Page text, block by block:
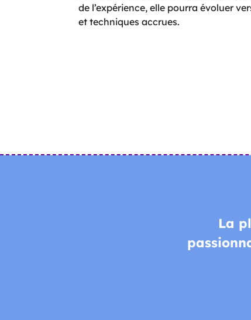
de l’expérience, elle pourra évoluer
et techniques accrues.
La